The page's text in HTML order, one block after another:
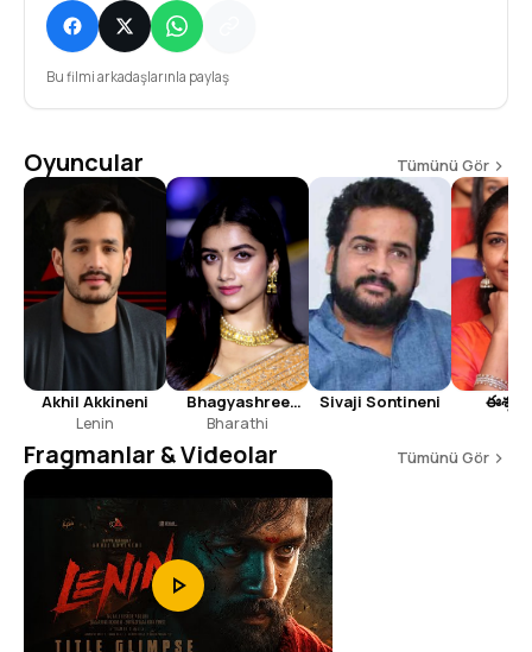
Bu filmi arkadaşlarınla paylaş
Oyuncular Tümünü Gör
Akhil Akkineni
Lenin
Bhagyashree
Borse
Bharathi
Sivaji Sontineni ఈశ్వరీ
Fragmanlar & Videolar Tümünü Gör